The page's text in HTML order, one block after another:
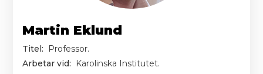
Martin Eklund
Titel:
Professor.
Arbetar vid:
Karolinska Institutet.